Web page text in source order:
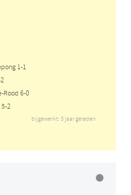
1-1
Rood 6-0
2
bijgewerkt: 3 jaar geleden